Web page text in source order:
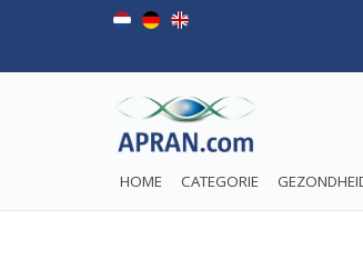
HOME CATEGORIE